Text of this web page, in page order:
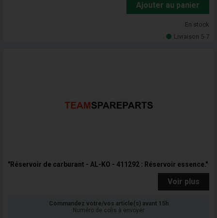
Ajouter au panier
En stock
Livraison 5-7
"Réservoir de carburant - AL-KO - 411292 : Réservoir essence."
Voir plus
Commandez votre/vos article(s) avant 15h
Numéro de colis à envoyer